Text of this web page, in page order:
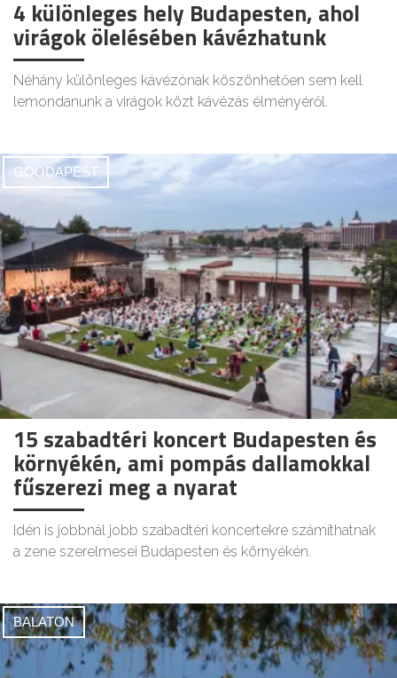
4 különleges hely Budapesten, ahol
virágok ölelésében kávézhatunk
Néhány különleges kávézónak köszönhetően sem kell
lemondanunk a virágok közt kávézás élményéről.
GOODAPEST
15 szabadtéri koncert Budapesten és
környékén, ami pompás dallamokkal
fűszerezi meg a nyarat
Idén is jobbnál jobb szabadtéri koncertekre számíthatnak
a zene szerelmesei Budapesten és környékén.
BALATON